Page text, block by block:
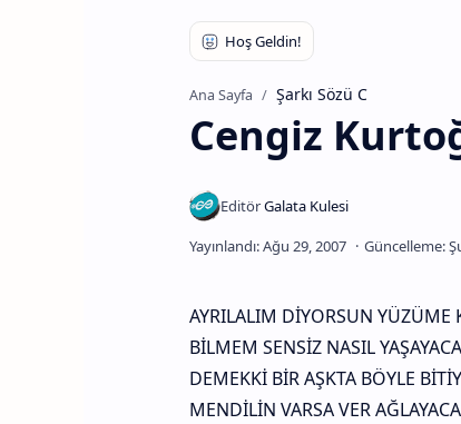
Ana Sayfa Şarkı Sözü C
Cengiz
AYRILALIM DİYORSUN YÜZÜME
BİLMEM SENSİZ NASIL
DEMEKKİ BİR AŞKTA BÖYLE
MENDİLİN VARSA VER